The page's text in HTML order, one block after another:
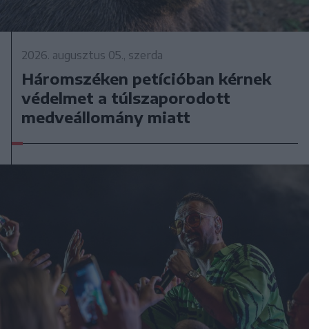
2026. augusztus 05., szerda
Háromszéken petícióban kérnek
védelmet a túlszaporodott
medveállomány miatt